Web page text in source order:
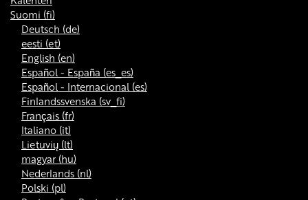
Suomi ‎(fi)‎
Deutsch ‎(de)‎
eesti ‎(et)‎
English ‎(en)‎
Español - España ‎(es_es)‎
Español - Internacional ‎(es)‎
Finlandssvenska ‎(sv_fi)‎
Français ‎(fr)‎
Italiano ‎(it)‎
Lietuvių ‎(lt)‎
magyar ‎(hu)‎
Nederlands ‎(nl)‎
Polski ‎(pl)‎